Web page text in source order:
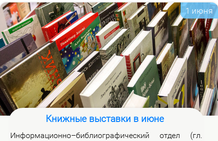
на­лов на вклад­ке «Уров­ни» раз­ме­ще­ны при­ме­ча­ния,
по­яс­ня­ю­щие при­чи­ны вклю­че­ния жур­на­лов и из­ме­
не­ния уров­ней.
1 июня
Книжные выставки в июне
Ин­фор­ма­ци­он­но–биб­лио­гра­фи­че­ский от­дел (гл.